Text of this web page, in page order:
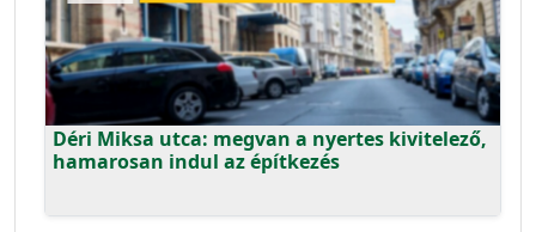
Déri Miksa utca: megvan a nyertes kivitelező,
hamarosan indul az építkezés